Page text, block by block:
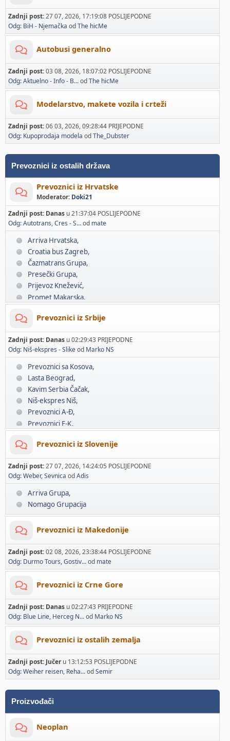
Zadnji post:27 07, 2026, 17:19:08 POSLIJEPODNE
Odg: BiH - Njemačka odThe hicMe
Autobusi generalno
Zadnji post:03 08, 2026, 18:07:02 POSLIJEPODNE
Odg: Aktuelno - Info - B...odThe hicMe
Modelarstvo, makete vozila i crteži
Zadnji post:06 03, 2026, 09:28:44 PRIJEPODNE
Odg: Kupoprodaja modela odThe_Dubster
Prevoznici iz ostalih država
Prevoznici iz Hrvatske
Moderator: Doki21
Zadnji post: Danas u 21:37:04 POSLIJEPODNE
Odg: Autotrans, Cres - S...od mate
Arriva Hrvatska
Croatia bus Zagreb
Čazmatrans Grupa
Presečki Grupa
Prijevoz Knežević
Promet Makarska
Vincek Autobusi
Prevoznici A-Đ
Prevoznici E-K
Prevoznici L-P
Prevoznici R-Ž
Prevoznici iz Srbije
Zadnji post: Danas u 02:29:43 PRIJEPODNE
Odg: Niš-ekspres - Slikeod Marko NS
Prevoznici sa Kosova
Lasta Beograd
Kavim Serbia Čačak
Niš-ekspres Niš
Prevoznici A-Đ
Prevoznici E-K
Prevoznici R-Ž
Prevoznici iz Slovenije
Zadnji post:27 07, 2026, 14:24:05 POSLIJEPODNE
Odg: Weber, Sevnica odAdis
Arriva Grupa
Nomago Grupacija
Prevoznici iz Makedonije
Zadnji post:02 08, 2026, 23:38:44 POSLIJEPODNE
Odg: Durmo Tours, Gostiv...od mate
Prevoznici iz Crne Gore
Zadnji post: Danas u 02:27:43 PRIJEPODNE
Odg: Blue Line, Herceg N...od Marko NS
Prevoznici iz ostalih zemalja
Zadnji post: Jučeru 13:12:53 POSLIJEPODNE
Odg: Weiher reisen, Reha...odSemir
Proizvođači
Neoplan